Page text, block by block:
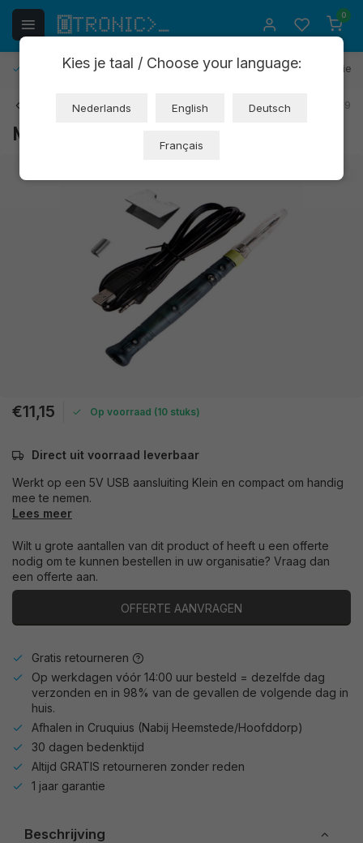
0
Gratis retourneren 30 dagen bedenktijd 1 jaar garantie
Art: NC287 EAN: 8720618231109
Mini USB soldeerbout 8W (OT3246)
€11,15 Op voorraad (10 stuks)
Direct uit voorraad leverbaar
Werkt op een 5V USB aansluiting Klein en compact om handig
mee te nemen.
Lees meer
Wilt u grote aantallen van dit product of heeft u een offerte
nodig om te kunnen bestellen in uw organisatie? Vraag dan
een offerte aan.
OFFERTE AANVRAGEN
Gratis retourneren
Op werkdagen vóór 14:00 uur besteld = dezelfde dag
verzonden en in 98% van de gevallen de volgende dag in
huis.
Afhalen in Cruquius (Nabij Heemstede/Hoofddorp)
30 dagen bedenktijd
Altijd GRATIS retourneren zonder reden
1 jaar garantie
Beschrijving
Kies je taal / Choose your language:
Nederlands English Deutsch
Français